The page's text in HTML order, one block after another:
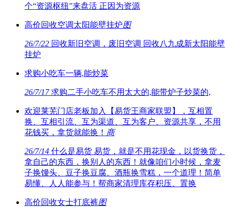
个“资源枢纽”来盘活 正因为资源
高价回收空调太阳能壁挂炉图
26/7/22 回收新旧空调，废旧空调 回收八九成新太阳能壁
挂炉
求购小吃车一辆,能炒菜
26/7/17求购二手小吃车不用太大的,能带炉子炒菜的,
欢迎莱芜门店老板加入【易货王商家联盟】，互相置
换、互相引流、互为渠道、互为客户、资源共享，不用
花钱买，拿货就能换！ 商
26/7/14 什么是易货 易货，就是不用花现金，以货换货，
拿自己的东西，换别人的东西！就像咱们小时候，拿麦
子换馒头、豆子换豆腐、酒瓶换雪糕，一个道理！简单
易懂、人人能参与！帮商家清理库存积压、置换
高价回收女士打底裤图